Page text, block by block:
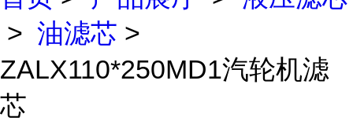
> 油滤芯 >
ZALX110*250MD1汽轮机滤
芯